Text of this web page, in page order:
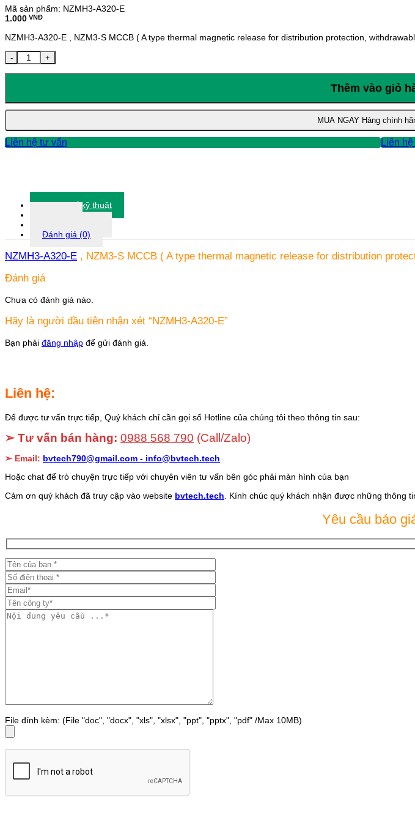
Mã sản phẩm: NZMH3-A320-E
1.000 VNĐ
NZMH3-A320-E , NZM3-S MCCB ( A type thermal magnetic release for distribution protection,
NZMH3-A320-E số lượng
Thêm vào giỏ
MUA NGAY Hàng chính
Liên hệ tư vấn Liên
Thông số kỹ thuật
Đánh giá (0)
NZMH3-A320-E , NZM3-S MCCB ( A type thermal magnetic release for distribution
Đánh giá
Chưa có đánh giá nào.
Hãy là người đầu tiên nhận xét “NZMH3-A320-E”
Bạn phải đăng nhập để gửi đánh giá.
Liên hệ:
Để được tư vấn trực tiếp, Quý khách chỉ cần gọi số Hotline của chúng tôi theo thông tin sau:
➢ Tư vấn bán hàng: 0988 568 790 (Call/Zalo)
➢ Email: bvtech790@gmail.com - info@bvtech.tech
Hoặc chat để trò chuyện trực tiếp với chuyên viên tư vấn bên góc phải màn hình của bạn
Cảm ơn quý khách đã truy cập vào website bvtech.tech . Kính chúc quý khách nhận được những thông
Yêu cầu báo
File đính kèm: (File "doc", "docx", "xls", "xlsx", "ppt", "pptx", "pdf" /Max 10MB)